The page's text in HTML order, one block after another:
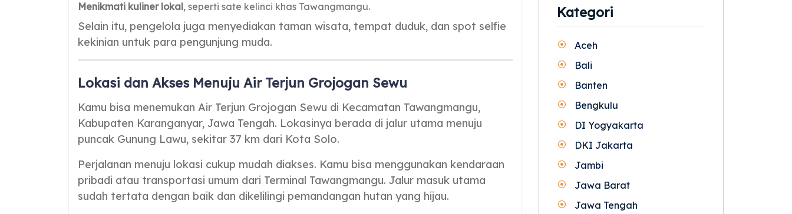
Menikmati kuliner lokal, seperti sate kelinci khas Tawangmangu.
Selain itu, pengelola juga menyediakan taman wisata, tempat duduk, dan spot selfie
kekinian untuk para pengunjung muda.
Lokasi dan Akses Menuju Air Terjun Grojogan Sewu
Kamu bisa menemukan Air Terjun Grojogan Sewu di Kecamatan Tawangmangu,
Kabupaten Karanganyar, Jawa Tengah. Lokasinya berada di jalur utama menuju
puncak Gunung Lawu, sekitar 37 km dari Kota Solo.
Perjalanan menuju lokasi cukup mudah diakses. Kamu bisa menggunakan kendaraan
pribadi atau transportasi umum dari Terminal Tawangmangu. Jalur masuk utama
sudah tertata dengan baik dan dikelilingi pemandangan hutan yang hijau.
Kategori
Aceh
Bali
Banten
Bengkulu
DI Yogyakarta
DKI Jakarta
Jambi
Jawa Barat
Jawa Tengah